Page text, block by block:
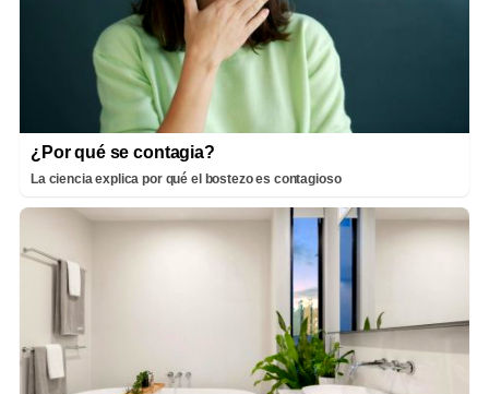
¿Por qué se contagia?
La ciencia explica por qué el bostezo es contagioso